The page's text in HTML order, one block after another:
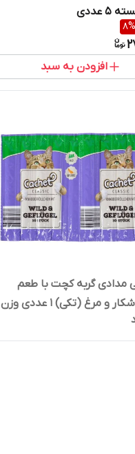
عددی
8%
افزودن به سبد
مدادی گربه کچت با طعم
گوشت شکار و مرغ (تکی) 1 عددی وزن